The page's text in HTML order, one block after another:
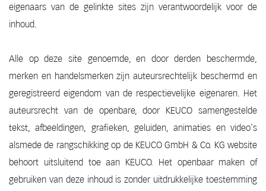
eigenaars van de gelinkte sites zijn verantwoordelijk voor de
inhoud.
Alle op deze site genoemde, en door derden beschermde,
merken en handelsmerken zijn auteursrechtelijk beschermd en
geregistreerd eigendom van de respectievelijke eigenaren. Het
auteursrecht van de openbare, door KEUCO samengestelde
tekst, afbeeldingen, grafieken, geluiden, animaties en video's
alsmede de rangschikking op de KEUCO GmbH & Co. KG website
behoort uitsluitend toe aan KEUCO. Het openbaar maken of
gebruiken van deze inhoud is zonder uitdrukkelijke toestemming